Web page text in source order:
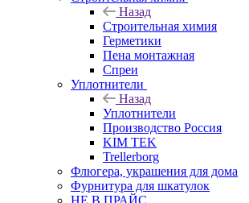
Назад
Строительная химия
Герметики
Пена монтажная
Спреи
Уплотнители
Назад
Уплотнители
Производство Россия
KIM TEK
Trellerborg
Флюгера, украшения для дома
Фурнитура для шкатулок
НЕ В ПРАЙС